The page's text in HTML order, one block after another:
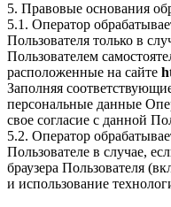
5. Правовые основания
5.1. Оператор
Пользователя только в
Пользователем
расположенные на сайте
Заполняя
персональные данные
свое согласие с данной
5.2. Оператор
Пользователе в случае,
браузера Пользователя
и использование